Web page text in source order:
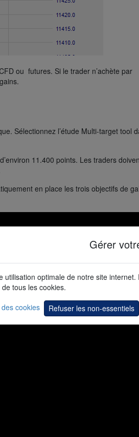
ou futures. Si le trader n’achète par
Sélectionnez l’étude Multi-target tool
11.400 points. Les traders
en place les trois objectifs de
Gérer
utilisation optimale de notre site internet.
tous les cookies.
cookies
Refuser les non-essentiels